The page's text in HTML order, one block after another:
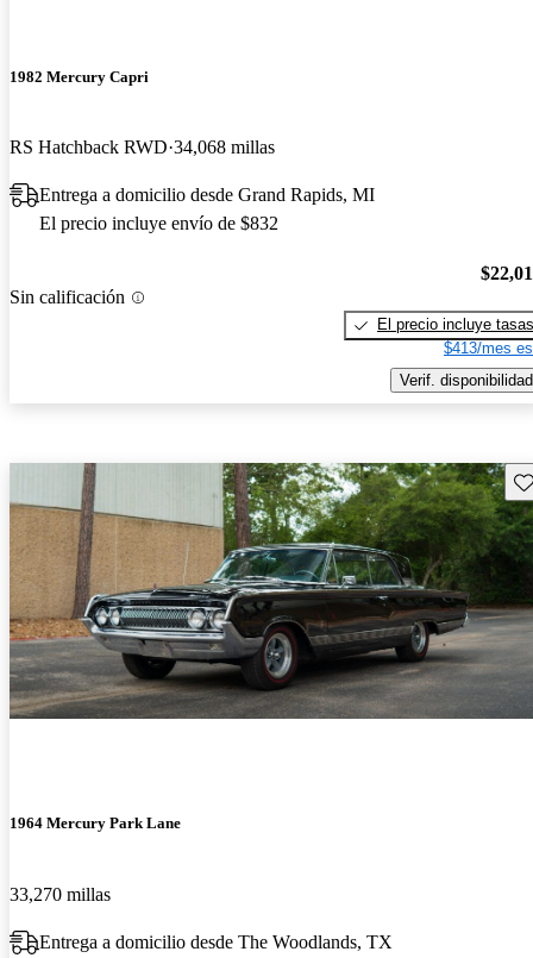
1982 Mercury Capri
RS Hatchback RWD 34,068 millas
Entrega a domicilio desde Grand Rapids, MI
El precio incluye envío de $832
Sin calificación
El precio incluye tasas
$413/mes
Verif. disponibilidad
1964 Mercury Park Lane
33,270 millas
Entrega a domicilio desde The Woodlands, TX